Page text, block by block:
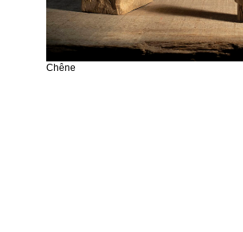
Chêne